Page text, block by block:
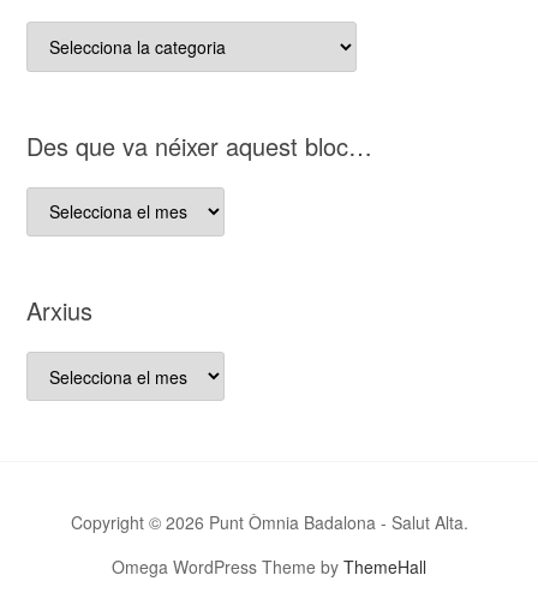
Categories
del
D es que va néixer aquest bloc…
D es
que
aquest
bloc…
Arxius
Arxius
Copyright © 2026 Punt Òmnia Badalona - Salut Alta.
Omega WordPress Theme by ThemeHall